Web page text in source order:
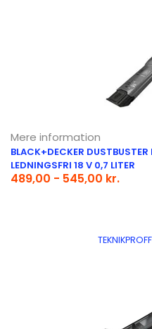
Mere information
BLACK+DECKER
LEDNINGSFRI 18 V 0,7 LITER
489,00 - 545,00 kr.